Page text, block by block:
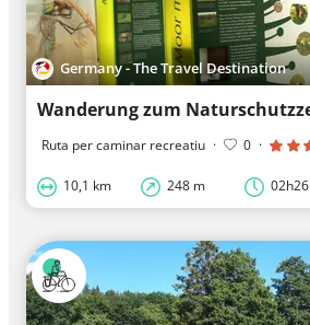
Germany - The Travel Destination
Ruta per caminar recreatiu · 0 ·
10,1 km 248 m 02h26